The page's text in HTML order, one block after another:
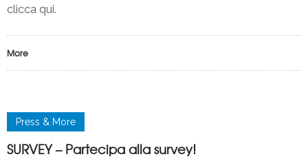
clicca qui.
More
Press & More
SURVEY – Partecipa alla survey!